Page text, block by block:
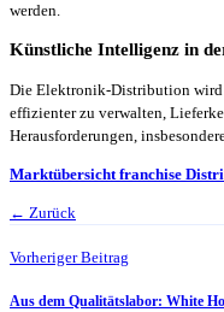
werden.
Künstliche Intelligenz in
Die Elektronik-Distribution wird
effizienter zu verwalten,
Herausforderungen,
Marktübersicht franchise
← Zurück
Vorheriger Beitrag
Aus dem Qualitätslabor: White